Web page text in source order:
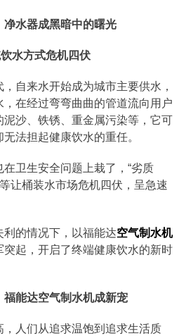
水器成黑暗中的曙光
自来水开始成为城市主要供水，
在经过弯弯曲曲的管道流向用户
沙、铁锈、重金属污染等，它可
法担起健康饮水的重任。
卫生安全问题上栽了，“劣质
等让桶装水市场危机四伏，呈急速
的情况下，以福能达空气制水机
起，开启了终端健康饮水的新时
能达空气制水机成新宠
，人们从追求温饱到追求生活质